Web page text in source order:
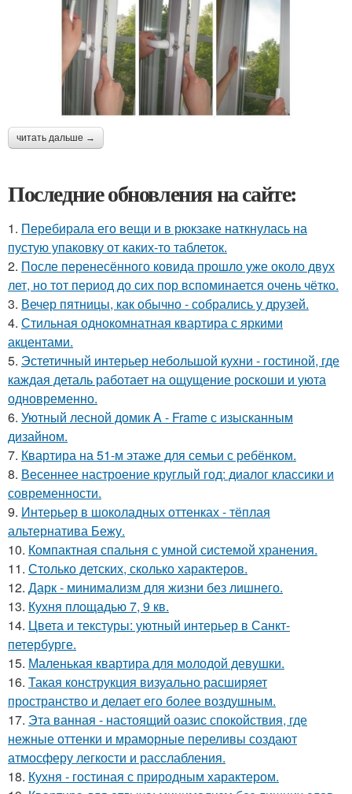
читать дальше →
Последние обновления на сайте:
1. Перебирала его вещи и в рюкзаке наткнулась на
пустую упаковку от каких-то таблеток.
2. После перенесённого ковида прошло уже около двух
лет, но тот период до сих пор вспоминается очень чётко.
3. Вечер пятницы, как обычно - собрались у друзей.
4. Стильная однокомнатная квартира с яркими
акцентами.
5. Эстетичный интерьер небольшой кухни - гостиной, где
каждая деталь работает на ощущение роскоши и уюта
одновременно.
6. Уютный лесной домик A - Frame с изысканным
дизайном.
7. Квартира на 51-м этаже для семьи с ребёнком.
8. Весеннее настроение круглый год: диалог классики и
современности.
9. Интерьер в шоколадных оттенках - тёплая
альтернатива Бежу.
10. Компактная спальня с умной системой хранения.
11. Столько детских, сколько характеров.
12. Дарк - минимализм для жизни без лишнего.
13. Кухня площадью 7, 9 кв.
14. Цвета и текстуры: уютный интерьер в Санкт-
петербурге.
15. Маленькая квартира для молодой девушки.
16. Такая конструкция визуально расширяет
пространство и делает его более воздушным.
17. Эта ванная - настоящий оазис спокойствия, где
нежные оттенки и мраморные переливы создают
атмосферу легкости и расслабления.
18. Кухня - гостиная с природным характером.